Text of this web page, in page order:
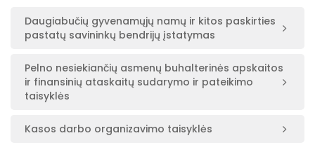
Daugiabučių gyvenamųjų namų ir kitos paskirties
pastatų savininkų bendrijų įstatymas
Pelno nesiekiančių asmenų buhalterinės apskaitos
ir finansinių ataskaitų sudarymo ir pateikimo
taisyklės
Kasos darbo organizavimo taisyklės